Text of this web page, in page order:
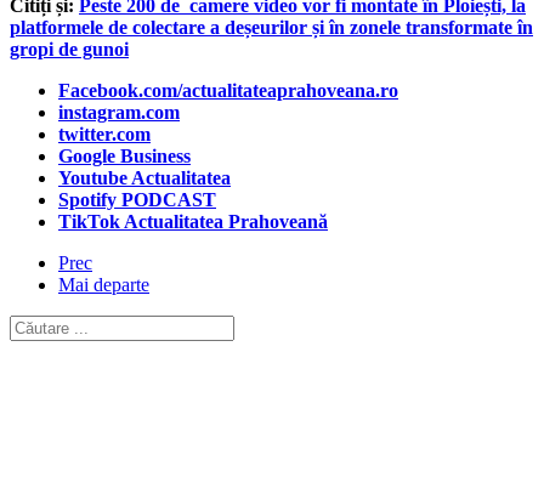
Citiți și: Peste 200 de camere video vor fi montate în Ploiești, la
platformele de colectare a deșeurilor și în zonele transformate în
gropi de gunoi
Facebook.com/actualitateaprahoveana.ro
instagram.com
twitter.com
Google Business
Youtube Actualitatea
Spotify PODCAST
TikTok Actualitatea Prahoveană
Prec
Mai departe